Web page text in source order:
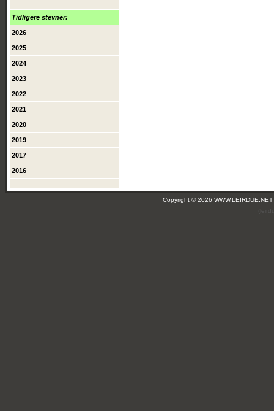
Tidligere stevner:
2026
2025
2024
2023
2022
2021
2020
2019
2017
2016
Copyright © 2026